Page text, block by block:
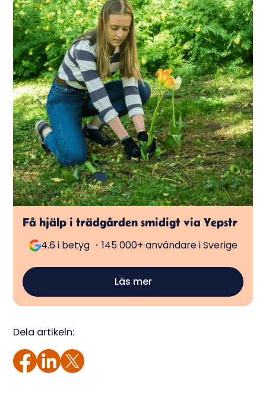
Få hjälp i trädgården smidigt via Yepstr
4.6 i betyg ・145 000+ användare i Sverige
Läs mer
Dela artikeln: